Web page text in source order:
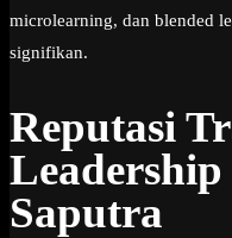
microlearning, dan blended
signifikan.
Reputasi
Saputra